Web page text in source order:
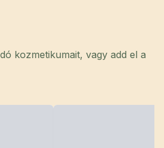
kozmetikumait, vagy add el a